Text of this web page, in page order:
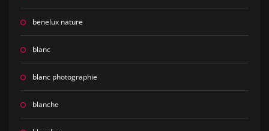
benelux nature
blanc
blanc photographie
blanche